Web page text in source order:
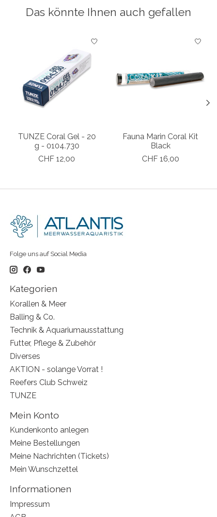
Das könnte Ihnen auch gefallen
Produkt-Karussell-Artikel
TUNZE Coral Gel - 20
g - 0104.730
CHF 12,00
Fauna Marin Coral Kit
Black
CHF 16,00
Folge uns auf Social Media
Kategorien
Korallen & Meer
Balling & Co.
Technik & Aquariumausstattung
Futter, Pflege & Zubehör
Diverses
AKTION - solange Vorrat !
Reefers Club Schweiz
TUNZE
Mein Konto
Kundenkonto anlegen
Meine Bestellungen
Meine Nachrichten (Tickets)
Mein Wunschzettel
Informationen
Impressum